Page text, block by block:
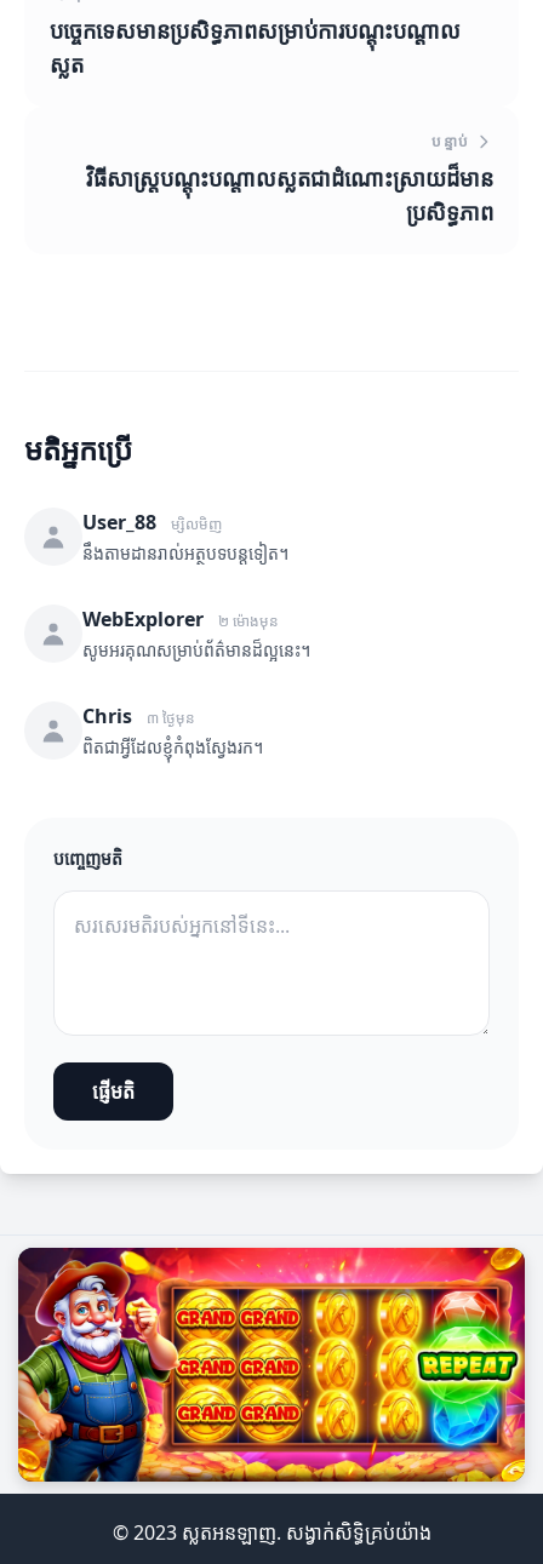
បច្ចេកទេសមានប្រសិទ្ធភាពសម្រាប់ការបណ្តុះបណ្តាល
ស្លត
បន្ទាប់
វិធីសាស្ត្របណ្តុះបណ្តាលស្លតជាដំណោះស្រាយដ៏មាន
ប្រសិទ្ធភាព
មតិអ្នកប្រើ
User_88 ម្សិលមិញ
នឹងតាមដានរាល់អត្ថបទបន្តទៀត។
WebExplorer ២ ម៉ោងមុន
សូមអរគុណសម្រាប់ព័ត៌មានដ៏ល្អនេះ។
Chris ៣ ថ្ងៃមុន
ពិតជាអ្វីដែលខ្ញុំកំពុងស្វែងរក។
បញ្ចេញមតិ
ផ្ញើមតិ
© 2023 ស្លតអនឡាញ. សង្វាក់សិទ្ធិគ្រប់យ៉ាង